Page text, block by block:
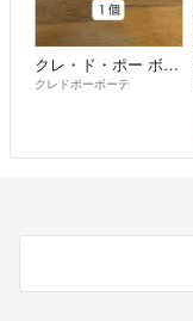
クレ・ド・ポー ボーテ
クレドポーボーテ